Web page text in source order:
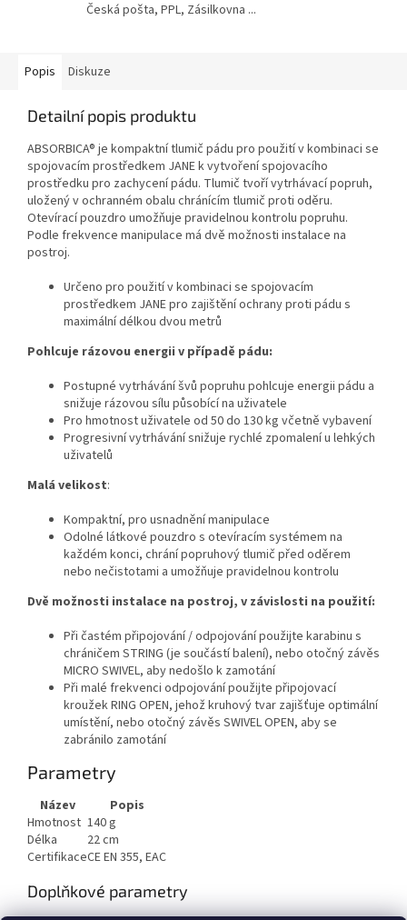
Česká pošta, PPL, Zásilkovna ...
Popis Diskuze
Detailní popis produktu
ABSORBICA® je kompaktní tlumič pádu pro použití v kombinaci se
spojovacím prostředkem JANE k vytvoření spojovacího
prostředku pro zachycení pádu. Tlumič tvoří vytrhávací popruh,
uložený v ochranném obalu chránícím tlumič proti oděru.
Otevírací pouzdro umožňuje pravidelnou kontrolu popruhu.
Podle frekvence manipulace má dvě možnosti instalace na
postroj.
Určeno pro použití v kombinaci se spojovacím
prostředkem JANE pro zajištění ochrany proti pádu s
maximální délkou dvou metrů
Pohlcuje rázovou energii v případě pádu:
Postupné vytrhávání švů popruhu pohlcuje energii pádu a
snižuje rázovou sílu působící na uživatele
Pro hmotnost uživatele od 50 do 130 kg včetně vybavení
Progresivní vytrhávání snižuje rychlé zpomalení u lehkých
uživatelů
Malá velikost:
Kompaktní, pro usnadnění manipulace
Odolné látkové pouzdro s otevíracím systémem na
každém konci, chrání popruhový tlumič před oděrem
nebo nečistotami a umožňuje pravidelnou kontrolu
Dvě možnosti instalace na postroj, v závislosti na použití:
Při častém připojování / odpojování použijte karabinu s
chráničem STRING (je součástí balení), nebo otočný závěs
MICRO SWIVEL, aby nedošlo k zamotání
Při malé frekvenci odpojování použijte připojovací
kroužek RING OPEN, jehož kruhový tvar zajišťuje optimální
umístění, nebo otočný závěs SWIVEL OPEN, aby se
zabránilo zamotání
Parametry
Název
Popis
Hmotnost 140 g
Délka
22 cm
CertifikaceCE EN 355, EAC
Doplňkové parametry